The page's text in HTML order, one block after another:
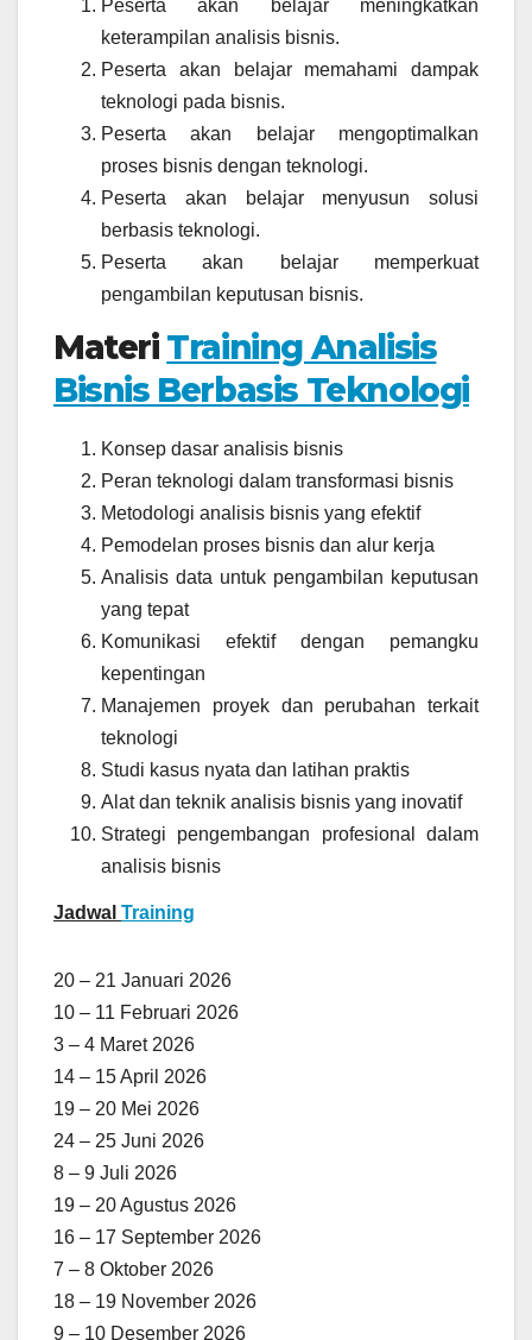
Peserta akan belajar meningkatkan
keterampilan analisis bisnis.
Peserta akan belajar memahami dampak
teknologi pada bisnis.
Peserta akan belajar mengoptimalkan
proses bisnis dengan teknologi.
Peserta akan belajar menyusun solusi
berbasis teknologi.
Peserta akan belajar memperkuat
pengambilan keputusan bisnis.
Materi Training Analisis
Bisnis Berbasis Teknologi
Konsep dasar analisis bisnis
Peran teknologi dalam transformasi bisnis
Metodologi analisis bisnis yang efektif
Pemodelan proses bisnis dan alur kerja
Analisis data untuk pengambilan keputusan
yang tepat
Komunikasi efektif dengan pemangku
kepentingan
Manajemen proyek dan perubahan terkait
teknologi
Studi kasus nyata dan latihan praktis
Alat dan teknik analisis bisnis yang inovatif
Strategi pengembangan profesional dalam
analisis bisnis
Jadwal Training
20 – 21 Januari 2026
10 – 11 Februari 2026
3 – 4 Maret 2026
14 – 15 April 2026
19 – 20 Mei 2026
24 – 25 Juni 2026
8 – 9 Juli 2026
19 – 20 Agustus 2026
16 – 17 September 2026
7 – 8 Oktober 2026
18 – 19 November 2026
9 – 10 Desember 2026